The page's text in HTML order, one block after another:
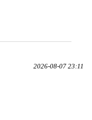
2026-08-07 23:11